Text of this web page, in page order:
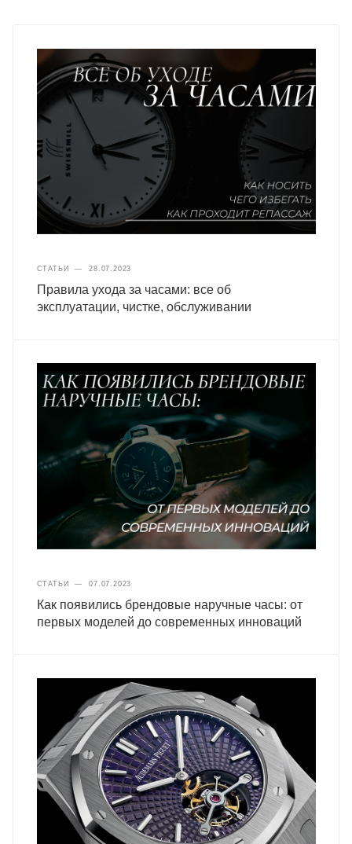
СТАТЬИ — 28.07.2023
Правила ухода за часами: все об
эксплуатации, чистке, обслуживании
СТАТЬИ — 07.07.2023
Как появились брендовые наручные часы: от
первых моделей до современных инноваций